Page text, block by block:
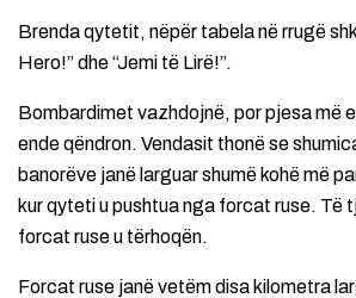
Brenda qytetit, nëpër tabela në rrugë
Hero!” dhe “Jemi të Lirë!”.
Bombardimet vazhdojnë, por pjesa më
ende qëndron. Vendasit thonë se
banorëve janë larguar shumë kohë më
kur qyteti u pushtua nga forcat ruse. Të
forcat ruse u tërhoqën.
Forcat ruse janë vetëm disa kilometra